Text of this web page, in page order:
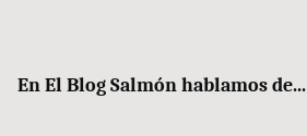
En El Blog Salmón hablamos de...